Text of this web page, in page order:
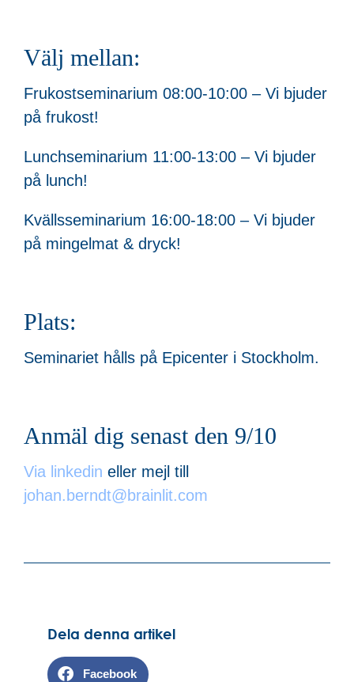
Välj mellan:
Frukostseminarium 08:00-10:00 – Vi bjuder
på frukost!
Lunchseminarium 11:00-13:00 – Vi bjuder
på lunch!
Kvällsseminarium 16:00-18:00 – Vi bjuder
på mingelmat & dryck!
Plats:
Seminariet hålls på Epicenter i Stockholm.
Anmäl dig senast den 9/10
Via linkedin eller mejl till
johan.berndt@brainlit.com
Dela denna artikel
Facebook